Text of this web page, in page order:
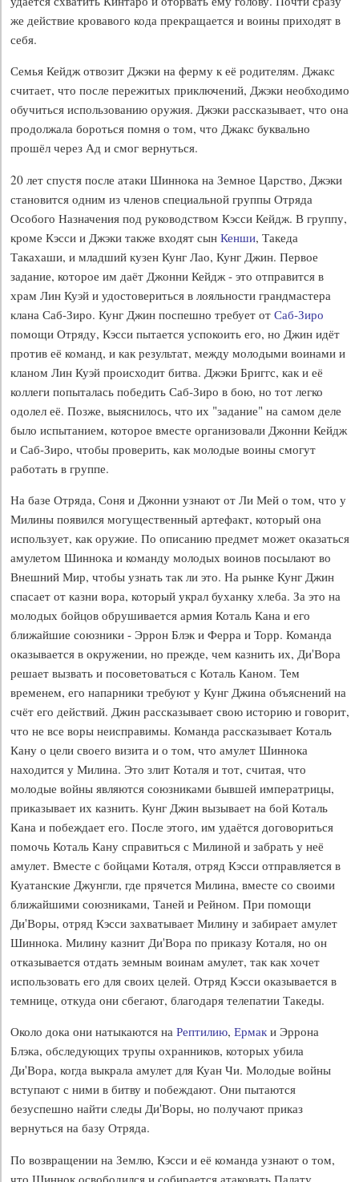
же действие кровавого кода прекращается и воины приходят в
себя.
Семья Кейдж отвозит Джэки на ферму к её родителям. Джакс
считает, что после пережитых приключений, Джэки необходимо
обучиться использованию оружия. Джэки рассказывает, что она
продолжала бороться помня о том, что Джакс буквально
прошёл через Ад и смог вернуться.
20 лет спустя после атаки Шиннока на Земное Царство, Джэки
становится одним из членов специальной группы Отряда
Особого Назначения под руководством Кэсси Кейдж. В группу,
кроме Кэсси и Джэки также входят сынКенши, Такеда
Такахаши, и младший кузен Кунг Лао, Кунг Джин. Первое
задание, которое им даёт Джонни Кейдж - это отправится в
храм Лин Куэй и удостовериться в лояльности грандмастера
клана Саб-Зиро. Кунг Джин поспешно требует отСаб-Зиро
помощи Отряду, Кэсси пытается успокоить его, но Джин идёт
против её команд, и как результат, между молодыми воинами и
кланом Лин Куэй происходит битва. Джэки Бриггс, как и её
коллеги попыталась победить Саб-Зиро в бою, но тот легко
одолел её. Позже, выяснилось, что их "задание" на самом деле
было испытанием, которое вместе организовали Джонни Кейдж
и Саб-Зиро, чтобы проверить, как молодые воины смогут
работать в группе.
На базе Отряда, Соня и Джонни узнают от Ли Мей о том, что у
Милины появился могущественный артефакт, который она
использует, как оружие. По описанию предмет может оказаться
амулетом Шиннока и команду молодых воинов посылают во
Внешний Мир, чтобы узнать так ли это. На рынке Кунг Джин
спасает от казни вора, который украл буханку хлеба. За это на
молодых бойцов обрушивается армия Коталь Кана и его
ближайшие союзники - Эррон Блэк и Ферра и Торр. Команда
оказывается в окружении, но прежде, чем казнить их, Ди'Вора
решает вызвать и посоветоваться с Коталь Каном. Тем
временем, его напарники требуют у Кунг Джина объяснений на
счёт его действий. Джин рассказывает свою историю и говорит,
что не все воры неисправимы. Команда рассказывает Коталь
Кану о цели своего визита и о том, что амулет Шиннока
находится у Милина. Это злит Коталя и тот, считая, что
молодые войны являются союзниками бывшей императрицы,
приказывает их казнить. Кунг Джин вызывает на бой Коталь
Кана и побеждает его. После этого, им удаётся договориться
помочь Коталь Кану справиться с Милиной и забрать у неё
амулет. Вместе с бойцами Коталя, отряд Кэсси отправляется в
Куатанские Джунгли, где прячется Милина, вместе со своими
ближайшими союзниками, Таней и Рейном. При помощи
Ди'Воры, отряд Кэсси захватывает Милину и забирает амулет
Шиннока. Милину казнит Ди'Вора по приказу Коталя, но он
отказывается отдать земным воинам амулет, так как хочет
использовать его для своих целей. Отряд Кэсси оказывается в
темнице, откуда они сбегают, благодаря телепатии Такеды.
Около дока они натыкаются наРептилию,Ермак и Эррона
Блэка, обследующих трупы охранников, которых убила
Ди'Вора, когда выкрала амулет для Куан Чи. Молодые войны
вступают с ними в битву и побеждают. Они пытаются
безуспешно найти следы Ди'Воры, но получают приказ
вернуться на базу Отряда.
По возвращении на Землю, Кэсси и её команда узнают о том,
что Шиннок освободился и собирается атаковать Палату